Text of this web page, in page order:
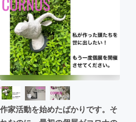
アート・写真
テクノロジー・ガジェット
映像・映画
ビジネス・起業
まちづくり・地域活性化
作家活動を始めたばかりです。そ